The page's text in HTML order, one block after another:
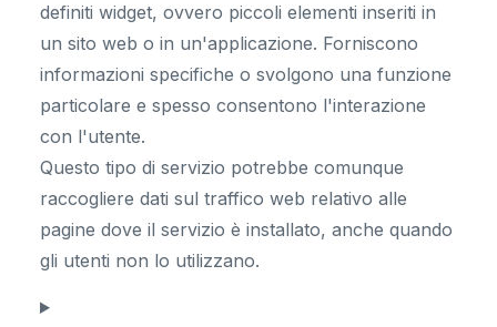
definiti widget, ovvero piccoli elementi inseriti in
un sito web o in un'applicazione. Forniscono
informazioni specifiche o svolgono una funzione
particolare e spesso consentono l'interazione
con l'utente.
Questo tipo di servizio potrebbe comunque
raccogliere dati sul traffico web relativo alle
pagine dove il servizio è installato, anche quando
gli utenti non lo utilizzano.